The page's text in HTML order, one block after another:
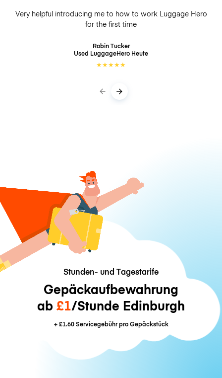
Very helpful introducing me to how to work Luggage Hero
for the first time
Robin Tucker
Used LuggageHero Heute
★★★★★
Stunden- und Tagestarife
Gepäckaufbewahrung
ab £1/Stunde Edinburgh
+£1.60Servicegebühr pro Gepäckstück